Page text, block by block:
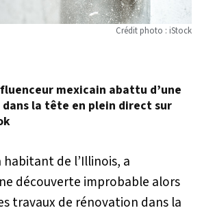
Crédit photo : iStock
mexicain abattu d’une
la tête en plein direct sur
de l’Illinois, a
découverte improbable alors
travaux de rénovation dans la